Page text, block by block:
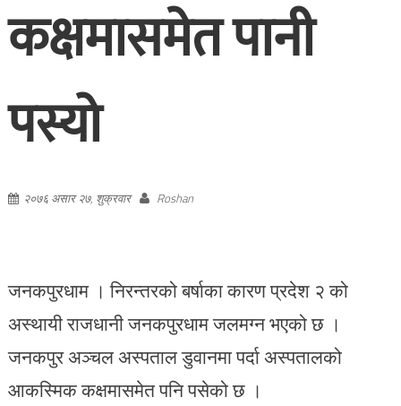
कक्षमासमेत पानी
पस्यो
२०७६ असार २७, शुक्रवार Roshan
जनकपुरधाम । निरन्तरको बर्षाका कारण प्रदेश २ को
अस्थायी राजधानी जनकपुरधाम जलमग्न भएको छ ।
जनकपुर अञ्चल अस्पताल डुवानमा पर्दा अस्पतालको
आकस्मिक कक्षमासमेत पनि पसेको छ ।